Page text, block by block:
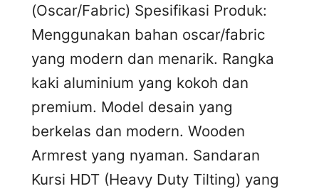
(Oscar/Fabric) Spesifikasi Produk:
Menggunakan bahan oscar/fabric
yang modern dan menarik. Rangka
kaki aluminium yang kokoh dan
premium. Model desain yang
berkelas dan modern. Wooden
Armrest yang nyaman. Sandaran
Kursi HDT (Heavy Duty Tilting) yang